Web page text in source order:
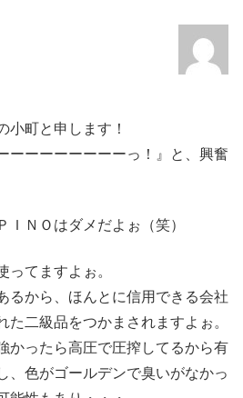
小町と申します！
ーーーーーーーーっ！』と、興奮
ＩＮＯはダメだよぉ（笑）
ってますよぉ。
るから、ほんとに信用できる会社
た二級品をつかまされますよぉ。
かったら高圧で圧搾してるから有
、色がゴールデンで臭いがなかっ